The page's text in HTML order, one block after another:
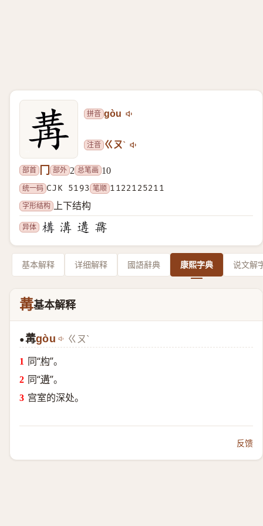
拼音 gòu
注音 ㄍㄡˋ
部首 部外 2 总笔画 10
统一码 CJK 5193 笔顺 1122125211
字形结构
上下结构
异体
基本解释 详细解释 國語辭典 康熙字典 说文解
冓基本解释
●冓gòu ㄍㄡˋ
同“构”。
同“遘”。
宫室的深处。
反馈